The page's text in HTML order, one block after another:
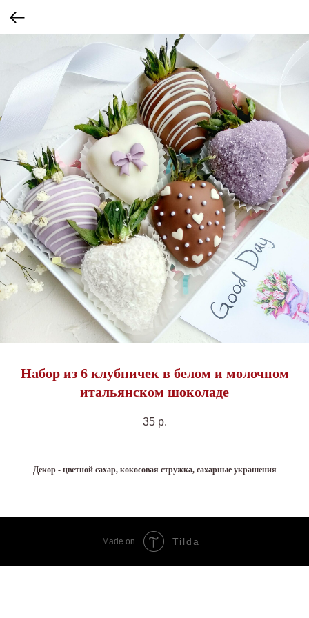
Набор из 6 клубничек в белом и молочном
итальянском шоколаде
35 р.
Декор - цветной сахар, кокосовая стружка, сахарные украшения
Made on Tilda